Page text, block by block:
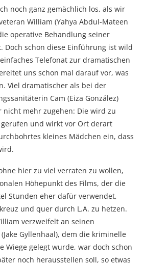
noch ganz gemächlich los, als wir
William (Yahya Abdul-Mateen
operative Behandlung seiner
Doch schon diese Einführung ist wild
Telefonat zur dramatischen
uns schon mal darauf vor, was
Viel dramatischer als bei der
Cam (Eiza González)
nicht mehr zugehen: Die wird zu
und wirkt vor Ort derart
kleines Mädchen ein, dass
hier zu viel verraten zu wollen,
Höhepunkt des Films, der die
Stunden eher dafür verwendet,
und quer durch L.A. zu hetzen.
verzweifelt an seinen
Gyllenhaal), dem die kriminelle
Wiege gelegt wurde, war doch schon
noch herausstellen soll, so etwas